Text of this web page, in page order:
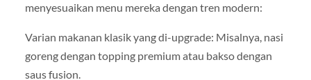
menyesuaikan menu mereka dengan tren modern:
Varian makanan klasik yang di-upgrade: Misalnya, nasi
goreng dengan topping premium atau bakso dengan
saus fusion.